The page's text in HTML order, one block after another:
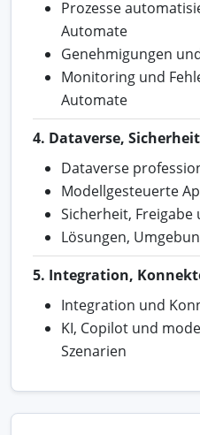
Prozesse
Automate
Genehmigungen
Monitoring und
Automate
4. Dataverse,
Dataverse
Modellgesteuerte
Sicherheit, Freigabe
Lösungen,
5. Integration,
Integration und
KI, Copilot und
Szenarien